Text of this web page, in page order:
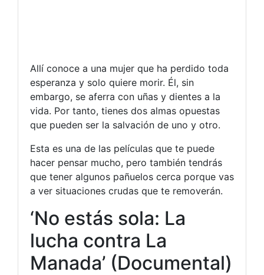
Allí conoce a una mujer que ha perdido toda
esperanza y solo quiere morir. Él, sin
embargo, se aferra con uñas y dientes a la
vida. Por tanto, tienes dos almas opuestas
que pueden ser la salvación de uno y otro.
Esta es una de las películas que te puede
hacer pensar mucho, pero también tendrás
que tener algunos pañuelos cerca porque vas
a ver situaciones crudas que te removerán.
‘No estás sola: La
lucha contra La
Manada’ (Documental)